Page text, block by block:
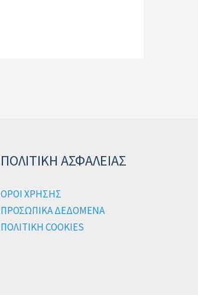
ΠΟΛΙΤΙΚΗ ΑΣΦΑΛΕΙΑΣ
ΟΡΟΙ ΧΡΗΣΗΣ
ΠΡΟΣΩΠΙΚΑ ΔΕΔΟΜΕΝΑ
ΠΟΛΙΤΙΚΗ COOKIES